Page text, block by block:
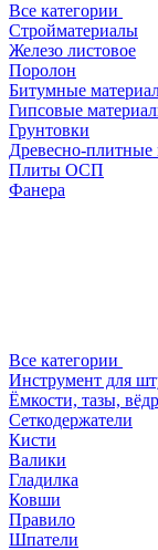
Все категории
Стройматериалы
Железо листовое
Поролон
Битумные
Гипсовые
Грунтовки
Древесно-плитные
Плиты ОСП
Фанера
Все категории
Инструмент для
Ёмкости, тазы,
Сеткодержатели
Кисти
Валики
Гладилка
Ковши
Правило
Шпатели